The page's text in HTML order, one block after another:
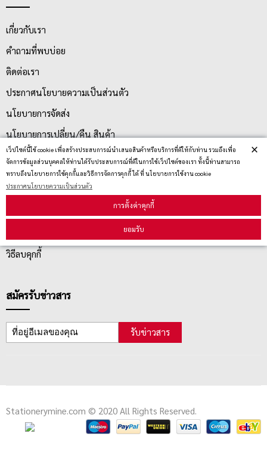
เว็ปไซต์นี้ใช้ cookie เพื่อสร้างประสบการณ์นำเสนอสินค้าหรือบริการที่ดีให้กับท่าน รวมถึงเพื่อ
จัดการข้อมูลส่วนบุคคลให้ท่านได้รับประสบการณ์ที่ดีในการใช้เว็ปไซต์ของเรา ทั้งนี้ท่านสามารถ
ทราบถึงนโยบายการใช้คุกกี้และวิธีการจัดการคุกกี้ ได้ ที่ นโยบายการใช้งาน cookie
ประกาศนโยบายความเป็นส่วนตัว
การตั้งค่าคุกกี้
ยอมรับ
×
เกี่ยวกับเรา
คำถามที่พบบ่อย
ติดต่อเรา
ประกาศนโยบายความเป็นส่วนตัว
นโยบายการจัดส่ง
นโยบายการเปลี่ยน/คืน สินค้า
บริการลูกค้า
วิธีลบคุกกี้
สมัครรับข่าวสาร
รับข่าวสาร
Stationerymine.com © 2020 All Rights Reserved.